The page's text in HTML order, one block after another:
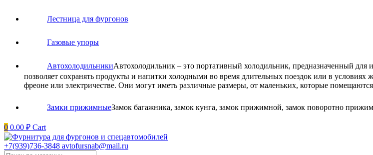
Лестница для фургонов
Газовые упоры
АвтохолодильникиАвтохолодильник – это портативный холодильник, предназначенный для
позволяет сохранять продукты и напитки холодными во время длительных поездок или в
фреоне или электричестве. Они могут иметь различные размеры, от маленьких, которые
Замки прижимныеЗамок багажника, замок кунга, замок прижимной, замок поворотно
0 0.00 ₽ Cart
+7(939)736-3848 avtofursnab@mail.ru